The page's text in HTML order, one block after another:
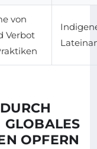
von
Verbot
GLOBALES
OPFERN